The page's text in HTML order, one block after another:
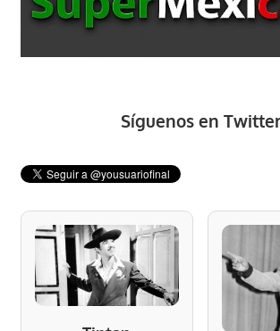
Síguenos en Twitter